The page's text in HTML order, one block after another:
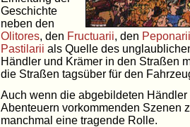
Geschichte
neben den
Olitores, den Fructuarii, den Peponarii
Pastilarii als Quelle des
Händler und Krämer in den Straßen
die Straßen tagsüber für den
Auch wenn die abgebildeten
Abenteuern vorkommenden Szenen
manchmal eine tragende Rolle.